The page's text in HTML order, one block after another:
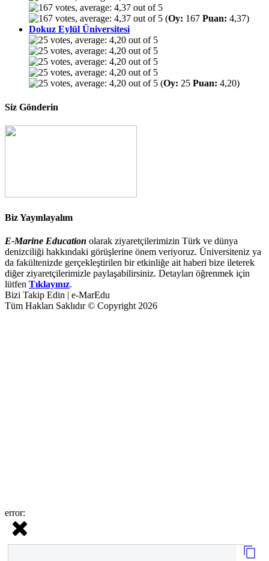
(Oy: 167 Puan: 4,37)
Dokuz Eylül Üniversitesi
(Oy: 25 Puan: 4,20)
Siz Gönderin
Biz Yayınlayalım
E-Marine Education olarak ziyaretçilerimizin Türk ve dünya
denizciliği hakkındaki görüşlerine önem veriyoruz. Üniversiteniz ya
da fakültenizde gerçekleştirilen bir etkinliğe ait haberi bize ileterek
diğer ziyaretçilerimizle paylaşabilirsiniz. Detayları öğrenmek için
lütfen Tıklayınız.
Bizi Takip Edin | e-MarEdu
Tüm Hakları Saklıdır © Copyright 2026
error: